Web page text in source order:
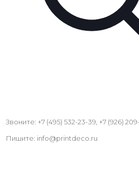
Звоните: +7 (495) 532-23-39, +7 (926)
Пишите: info@printdeco.ru